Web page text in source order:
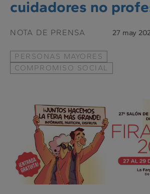
cuidadores no
NOTA DE PRENSA 27 may
PERSONAS MAYORES
COMPROMISO SOCIAL